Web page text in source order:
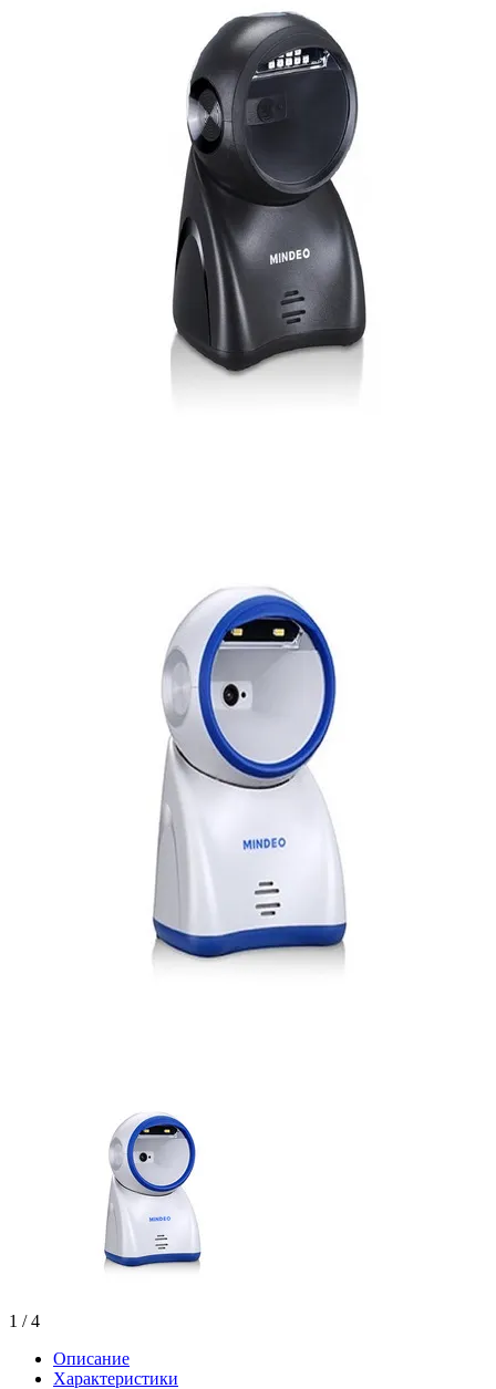
1 / 4
Описание
Характеристики